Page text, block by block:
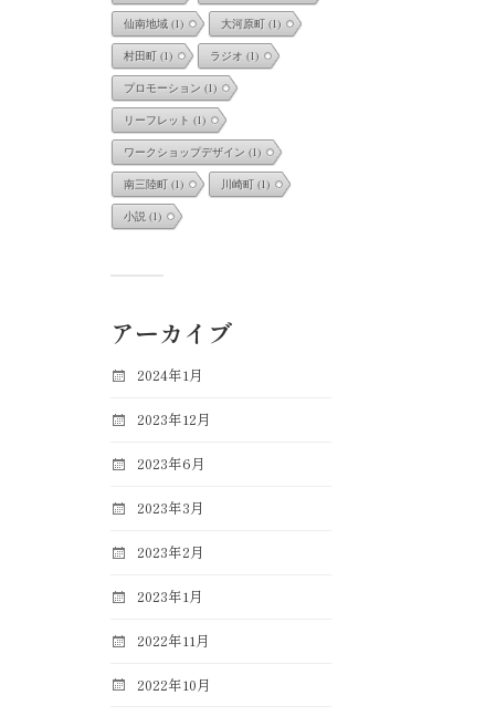
仙南地域 (1) 大河原町 (1)
村田町 (1) ラジオ (1)
プロモーション (1)
リーフレット (1)
ワークショップデザイン (1)
南三陸町 (1) 川崎町 (1)
小説 (1)
アーカイブ
2024年1月
2023年12月
2023年6月
2023年3月
2023年2月
2023年1月
2022年11月
2022年10月